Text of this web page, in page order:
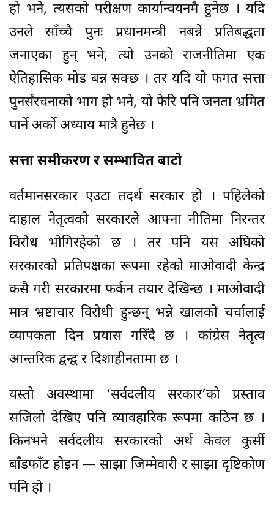
हो भने, त्यसको परीक्षण कार्यान्वयनमै हुनेछ । यदि
उनले साँच्चै पुनः प्रधानमन्त्री नबन्ने प्रतिबद्धता
जनाएका हुन् भने, त्यो उनको राजनीतिमा एक
ऐतिहासिक मोड बन्न सक्छ । तर यदि यो फगत सत्ता
पुनर्संरचनाको भाग हो भने, यो फेरि पनि जनता भ्रमित
पार्ने अर्को अध्याय मात्रै हुनेछ ।
सत्ता समीकरण र सम्भावित बाटो
वर्तमानसरकार एउटा तदर्थ सरकार हो । पहिलेको
दाहाल नेतृत्वको सरकारले आफ्ना नीतिमा निरन्तर
विरोध भोगिरहेको छ । तर पनि यस अघिको
सरकारको प्रतिपक्षका रूपमा रहेको माओवादी केन्द्र
कसै गरी सरकारमा फर्कन तयार देखिन्छ । माओवादी
मात्र भ्रष्टाचार विरोधी हुन्छन् भन्ने खालको चर्चालाई
व्यापकता दिन प्रयास गरिँदै छ । कांग्रेस नेतृत्व
आन्तरिक द्वन्द्व र दिशाहीनतामा छ ।
यस्तो अवस्थामा ‘सर्वदलीय सरकार’को प्रस्ताव
सजिलो देखिए पनि व्यावहारिक रूपमा कठिन छ ।
किनभने सर्वदलीय सरकारको अर्थ केवल कुर्सी
बाँडफाँट होइन — साझा जिम्मेवारी र साझा दृष्टिकोण
पनि हो ।